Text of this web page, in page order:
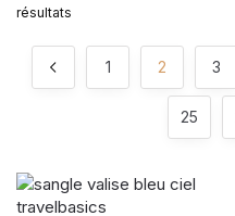
résultats
1 2 3
25